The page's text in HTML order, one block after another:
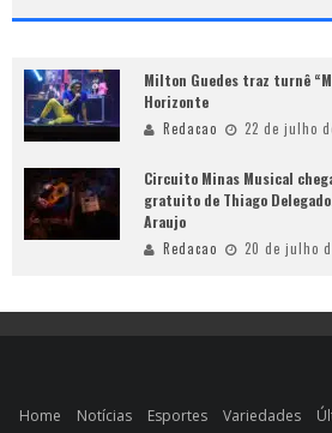
Milton Guedes traz turnê
Horizonte
Redacao 22 de julho
Circuito Minas Musical
gratuito de Thiago
Araujo
Redacao 20 de julho
Home Notícias Esportes Variedades